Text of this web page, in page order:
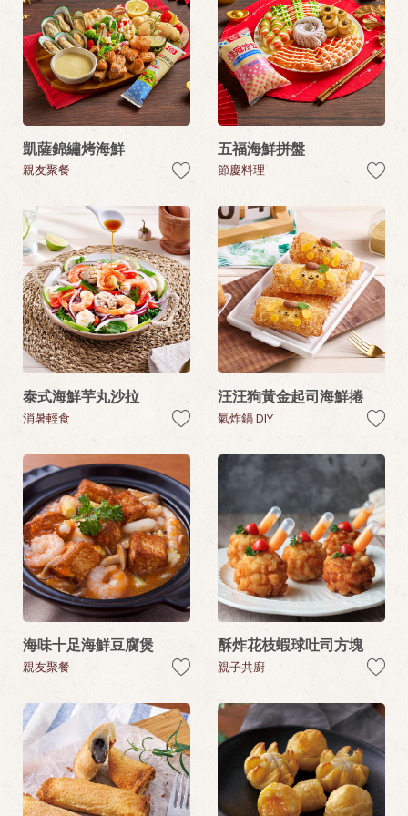
凱薩錦繡烤海鮮
親友聚餐
五福海鮮拼盤
節慶料理
泰式海鮮芋丸沙拉
消暑輕食
汪汪狗黃金起司海鮮捲
氣炸鍋 DIY
海味十足海鮮豆腐煲
親友聚餐
酥炸花枝蝦球吐司方塊
親子共廚